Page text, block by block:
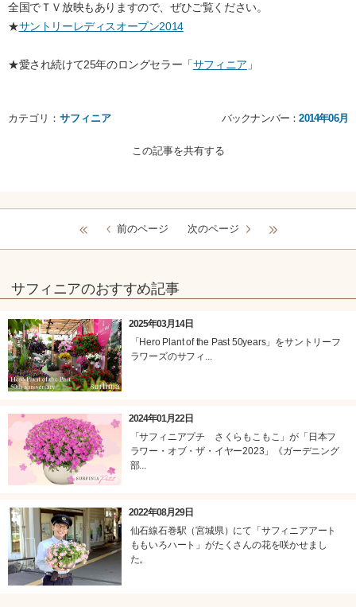
全国でＴＶ放映もありますので、ぜひご覧ください。
★サントリーレディスオープン2014
★愛され続けて25年のロングセラー「サフィニア 」
カテゴリ： サフィニア バックナンバー：2014年06月
この記事を共有する
前のページ 次のページ
サフィニアのおすすめ記事
2025年03月14日
「Hero Plant of the Past 50years」をサントリーフ
ラワーズのサフィ...
2024年01月22日
「サフィニアプチ さくらもこもこ」が「日本フ
ラワー・オブ・ザ・イヤー2023」《ガーデニング
部...
2022年08月29日
仙石線石巻駅（宮城県）にて「サフィニアアート
ももいろハート」がたくさんの花を咲かせまし
た。